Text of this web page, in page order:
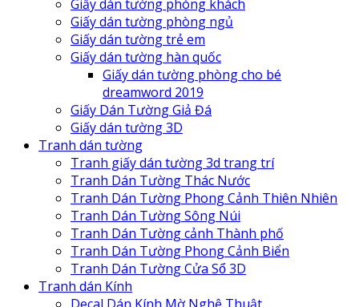
Giấy dán tường phòng khách
Giấy dán tường phòng ngủ
Giấy dán tường trẻ em
Giấy dán tường hàn quốc
Giấy dán tường phòng cho bé
dreamword 2019
Giấy Dán Tường Giả Đá
Giấy dán tường 3D
Tranh dán tường
Tranh giấy dán tường 3d trang trí
Tranh Dán Tường Thác Nước
Tranh Dán Tường Phong Cảnh Thiên Nhiên
Tranh Dán Tường Sông Núi
Tranh Dán Tường cảnh Thành phố
Tranh Dán Tường Phong Cảnh Biển
Tranh Dán Tường Cửa Sổ 3D
Tranh dán Kính